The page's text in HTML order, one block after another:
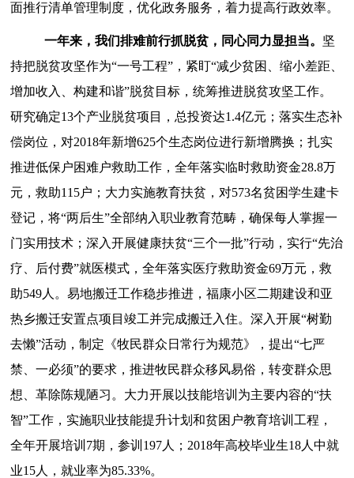
面推行清单管理制度，优化政务服务，着力提高行政效率。
一年来，我们排难前行抓脱贫 ，同心同力显担当。 坚
持把脱贫攻坚作为“一号工程”，紧盯“减少贫困、缩小差距、
增加收入、构建和谐”脱贫目标，统筹推进脱贫攻坚工作。
研究确定13个产业脱贫项目，总投资达1.4亿元；落实生态补
偿岗位，对2018年新增625个生态岗位进行新增腾换；扎实
推进低保户困难户救助工作，全年落实临时救助资金28.8万
元，救助115户；大力实施教育扶贫，对573名贫困学生建卡
登记，将“两后生”全部纳入职业教育范畴，确保每人掌握一
门实用技术；深入开展健康扶贫“三个一批”行动，实行“先治
疗、后付费”就医模式，全年落实医疗救助资金69万元，救
助549人。易地搬迁工作稳步推进，福康小区二期建设和亚
热乡搬迁安置点项目竣工并完成搬迁入住。深入开展“树勤
去懒”活动，制定《牧民群众日常行为规范》，提出“七严
禁、一必须”的要求，推进牧民群众移风易俗，转变群众思
想、革除陈规陋习。大力开展以技能培训为主要内容的“扶
智”工作，实施职业技能提升计划和贫困户教育培训工程，
全年开展培训 7期，参训197人； 2018年高校毕业生18人中就
业15人，就业率为85.33%。